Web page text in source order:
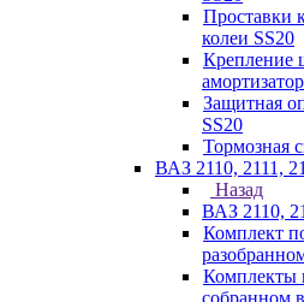
Проставки
колеи SS20
Крепление
Защитная
SS20
Тормозная
ВАЗ 2110, 2111,
Назад
ВАЗ 2110,
Комплект
Комплекты
собранном